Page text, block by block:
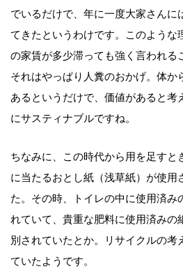
でいるだけで、年に一度大家さんに
てきたというわけです。このような
の家賃が多少滞っても強く言われる
それはやっぱり人糞のおかげ。体か
あるというだけで、価値があると考
にサスティナブルですね。
ちなみに、この時代から用を足すと
に当たるおとし紙（浅草紙）が使用
た。その時、トイレの中に使用済み
れていて、貴重な肥料に使用済みの
別されていたとか。リサイクルの考
ていたようです。